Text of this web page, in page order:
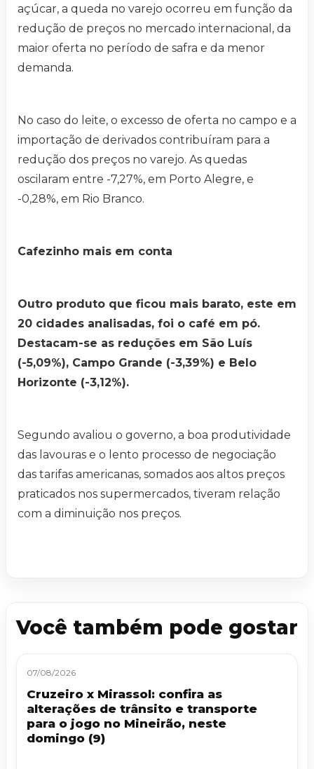
açúcar, a queda no varejo ocorreu em função da
redução de preços no mercado internacional, da
maior oferta no período de safra e da menor
demanda.
No caso do leite, o excesso de oferta no campo e a
importação de derivados contribuíram para a
redução dos preços no varejo. As quedas
oscilaram entre -7,27%, em Porto Alegre, e
-0,28%, em Rio Branco.
Cafezinho mais em conta
Outro produto que ficou mais barato, este em
20 cidades analisadas, foi o café em pó.
Destacam-se as reduções em São Luís
(-5,09%), Campo Grande (-3,39%) e Belo
Horizonte (-3,12%).
Segundo avaliou o governo, a boa produtividade
das lavouras e o lento processo de negociação
das tarifas americanas, somados aos altos preços
praticados nos supermercados, tiveram relação
com a diminuição nos preços.
Você também pode gostar
07/08/2026
Cruzeiro x Mirassol: confira as
alterações de trânsito e transporte
para o jogo no Mineirão, neste
domingo (9)